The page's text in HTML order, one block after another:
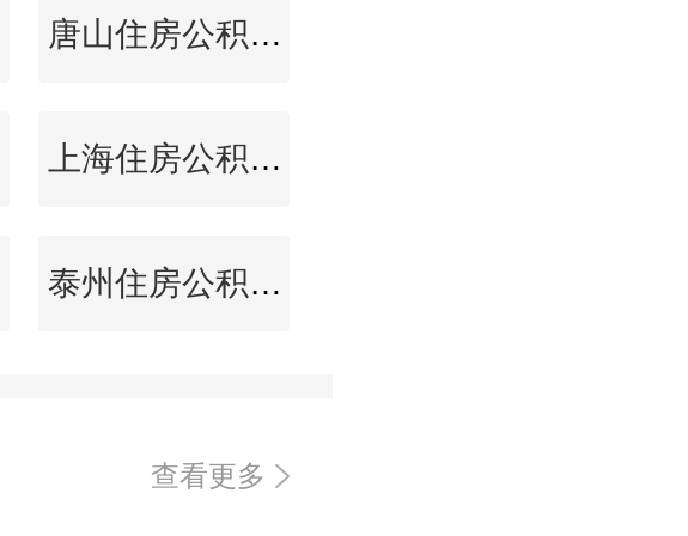
唐山住房公积金查询
上海住房公积金查询
泰州住房公积金查询
查看更多